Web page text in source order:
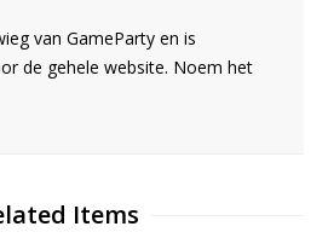
van GameParty en is
de gehele website. Noem het
Items